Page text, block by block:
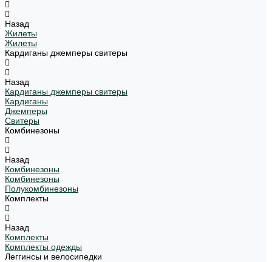
Назад
Жилеты
Жилеты
Кардиганы джемперы свитеры
Назад
Кардиганы джемперы свитеры
Кардиганы
Джемперы
Свитеры
Комбинезоны
Назад
Комбинезоны
Комбинезоны
Полукомбинезоны
Комплекты
Назад
Комплекты
Комплекты одежды
Леггинсы и велосипедки